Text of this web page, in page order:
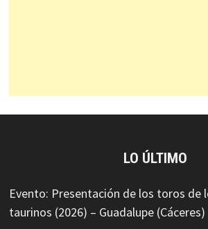
LO ÚLTIMO
Evento: Presentación de los toros de
taurinos (2026) – Guadalupe (Cáceres)